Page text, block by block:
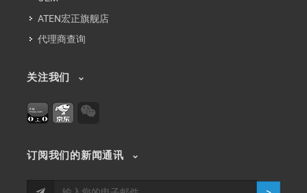
ATEN宏正旗舰店
代理商查询
关注我们
订阅我们的新闻通讯